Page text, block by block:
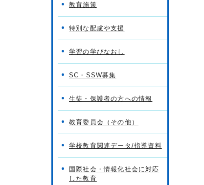
教育施策
特別な配慮や支援
学習の学びなおし
SC・SSW募集
生徒・保護者の方への情報
教育委員会（その他）
学校教育関連データ/指導資料
国際社会・情報化社会に対応
した教育